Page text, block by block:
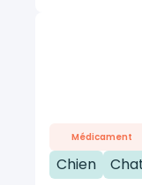
Médicament
Chien